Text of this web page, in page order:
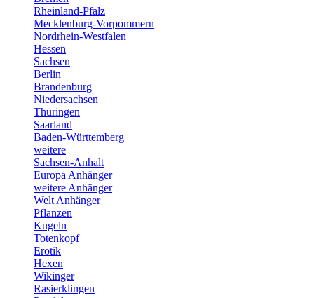
Rheinland-Pfalz
Mecklenburg-Vorpommern
Nordrhein-Westfalen
Hessen
Sachsen
Berlin
Brandenburg
Niedersachsen
Thüringen
Saarland
Baden-Württemberg
weitere
Sachsen-Anhalt
Europa Anhänger
weitere Anhänger
Welt Anhänger
Pflanzen
Kugeln
Totenkopf
Erotik
Hexen
Wikinger
Rasierklingen